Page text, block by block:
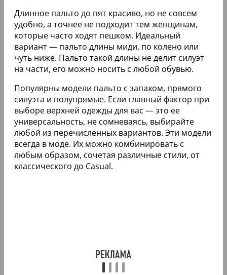
Длинное пальто до пят красиво, но не совсем
удобно, а точнее не подходит тем женщинам,
которые часто ходят пешком. Идеальный
вариант — пальто длины миди, по колено или
чуть ниже. Пальто такой длины не делит силуэт
на части, его можно носить с любой обувью.
Популярны модели пальто с запахом, прямого
силуэта и полупрямые. Если главный фактор при
выборе верхней одежды для вас — это ее
универсальность, не сомневаясь, выбирайте
любой из перечисленных вариантов. Эти модели
всегда в моде. Их можно комбинировать с
любым образом, сочетая различные стили, от
классического до Casual.